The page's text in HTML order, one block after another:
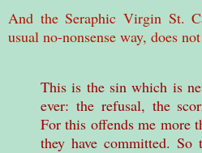
And the Seraphic Virgin St.
usual no-nonsense way, does
This is the sin which is
ever: the refusal, the
For this offends me more
they have committed. So